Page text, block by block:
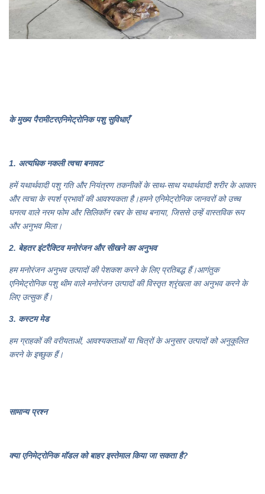
के मुख्य पैरामीटरएनिमेट्रोनिक पशु सुविधाएँ
1. अत्यधिक नकली त्वचा बनावट
हमें यथार्थवादी पशु गति और नियंत्रण तकनीकों के साथ-साथ यथार्थवादी शरीर के आकार
और त्वचा के स्पर्श प्रभावों की आवश्यकता है।हमने एनिमेट्रोनिक जानवरों को उच्च
घनत्व वाले नरम फोम और सिलिकॉन रबर के साथ बनाया, जिससे उन्हें वास्तविक रूप
और अनुभव मिला।
2. बेहतर इंटरैक्टिव मनोरंजन और सीखने का अनुभव
हम मनोरंजन अनुभव उत्पादों की पेशकश करने के लिए प्रतिबद्ध हैं।आगंतुक
एनिमेट्रोनिक पशु थीम वाले मनोरंजन उत्पादों की विस्तृत श्रृंखला का अनुभव करने के
लिए उत्सुक हैं।
3. कस्टम मेड
हम ग्राहकों की वरीयताओं, आवश्यकताओं या चित्रों के अनुसार उत्पादों को अनुकूलित
करने के इच्छुक हैं।
सामान्य प्रश्न
क्या एनिमेट्रोनिक मॉडल को बाहर इस्तेमाल किया जा सकता है?